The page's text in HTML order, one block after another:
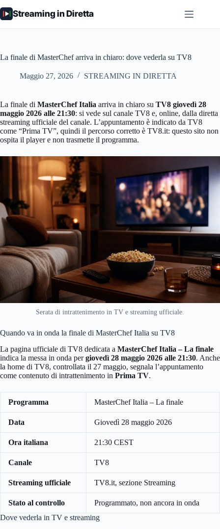
al
contenuto
Streaming in Diretta
La finale di MasterChef arriva in chiaro: dove vederla su TV8
Maggio 27, 2026 STREAMING IN DIRETTA
La finale di MasterChef Italia arriva in chiaro su TV8 giovedì 28
maggio 2026 alle 21:30: si vede sul canale TV8 e, online, dalla diretta
streaming ufficiale del canale. L’appuntamento è indicato da TV8
come “Prima TV”, quindi il percorso corretto è TV8.it: questo sito non
ospita il player e non trasmette il programma.
Serata di intrattenimento in TV e streaming ufficiale.
Quando va in onda la finale di MasterChef Italia su TV8
La pagina ufficiale di TV8 dedicata a MasterChef Italia – La finale
indica la messa in onda pergiovedì 28 maggio 2026 alle 21:30. Anche
la home di TV8, controllata il 27 maggio, segnala l’appuntamento
come contenuto di intrattenimento in Prima TV.
Programma MasterChef Italia – La finale
Data Giovedì 28 maggio 2026
Ora italiana 21:30 CEST
Canale TV8
Streaming ufficiale TV8.it, sezione Streaming
Stato al controllo
Programmato, non ancora in onda
Dove vederla in TV e streaming